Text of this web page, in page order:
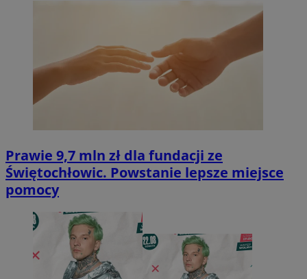
Prawie 9,7 mln zł dla fundacji ze
Świętochłowic. Powstanie lepsze miejsce
pomocy